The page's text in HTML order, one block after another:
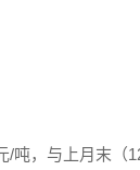
，与上月末（